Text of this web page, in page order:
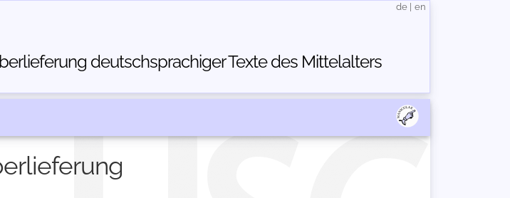
deutschsprachiger Texte des Mittelalters
de en